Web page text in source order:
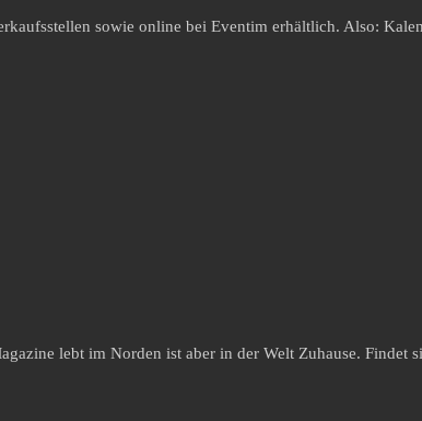
sowie online bei Eventim erhältlich. Also:
lebt im Norden ist aber in der Welt Zuhause. Findet